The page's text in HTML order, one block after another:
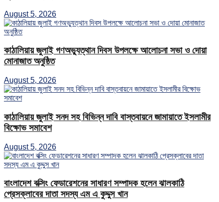
August 5, 2026
কাঠালিয়ায় জুলাই গণঅভ্যুত্থান দিবস উপলক্ষে আলোচনা সভা ও দোয়া
মোনাজাত অনুষ্ঠিত
August 5, 2026
কাঠালিয়ায় জুলাই সনদ সহ বিভিন্ন দাবি বাস্তবায়নে জামায়াতে ইসলামীর
বিক্ষোভ সমাবেশ
August 5, 2026
বাংলাদেশ বক্সিং ফেডারেশনের সাধারণ সম্পাদক হলেন ঝালকাঠি
প্রেসক্লাবের দাতা সদস্য এম এ কুদ্দুস খান